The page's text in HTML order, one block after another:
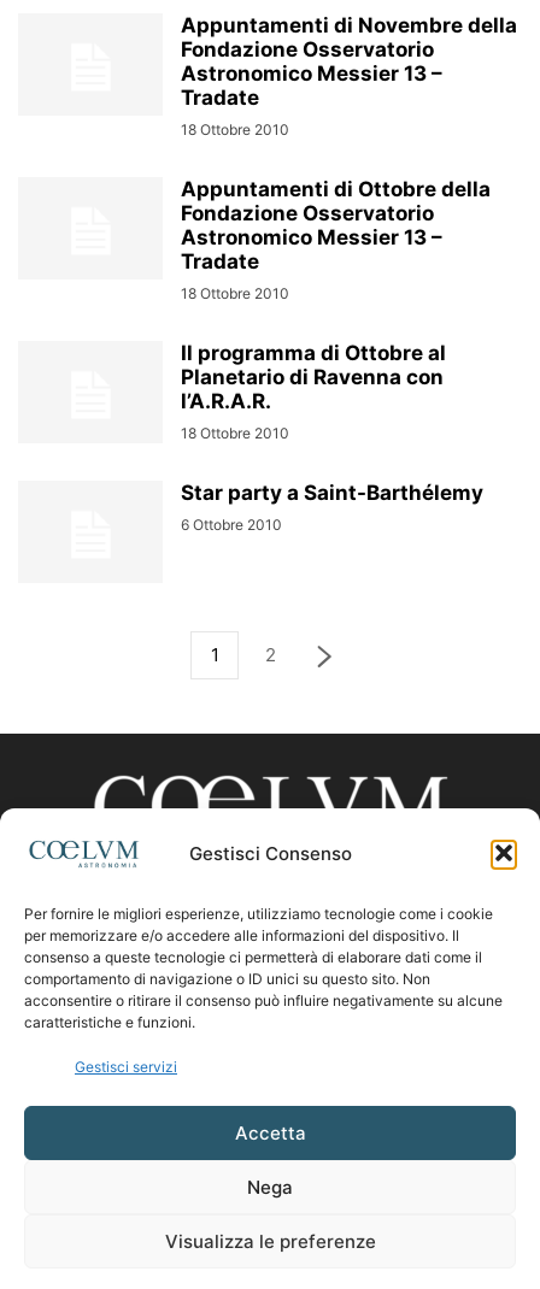
Gestisci Consenso
Per fornire le migliori esperienze, utilizziamo tecnologie come i cookie
per memorizzare e/o accedere alle informazioni del dispositivo. Il
consenso a queste tecnologie ci permetterà di elaborare dati come il
comportamento di navigazione o ID unici su questo sito. Non
acconsentire o ritirare il consenso può influire negativamente su alcune
caratteristiche e funzioni.
Gestisci servizi
Accetta
Nega
Visualizza le preferenze
Appuntamenti di Novembre della
Fondazione Osservatorio
Astronomico Messier 13 –
Tradate
18 Ottobre 2010
Appuntamenti di Ottobre della
Fondazione Osservatorio
Astronomico Messier 13 –
Tradate
18 Ottobre 2010
Il programma di Ottobre al
Planetario di Ravenna con
l’A.R.A.R.
18 Ottobre 2010
Star party a Saint-Barthélemy
6 Ottobre 2010
1 2
CHI SIAMO
Contattaci:coelumastro@coelum.com